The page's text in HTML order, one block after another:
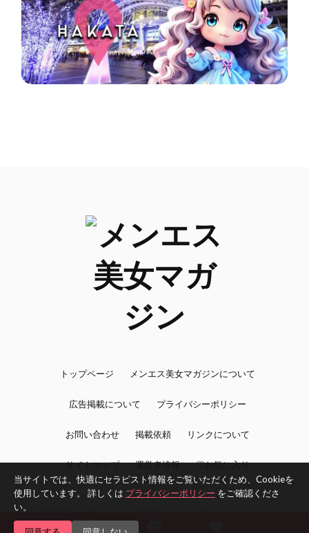
トップページ メンエス美女マガジンについて
広告掲載について プライバシーポリシー
お問い合わせ 掲載依頼 リンクについて
サイトマップ 運営者情報 ♡お気に入り
当サイトでは、快適にセラピスト情報をご覧いただくため、Cookieを
使用しています。 詳しくは プライバシーポリシー をご確認くださ
い。